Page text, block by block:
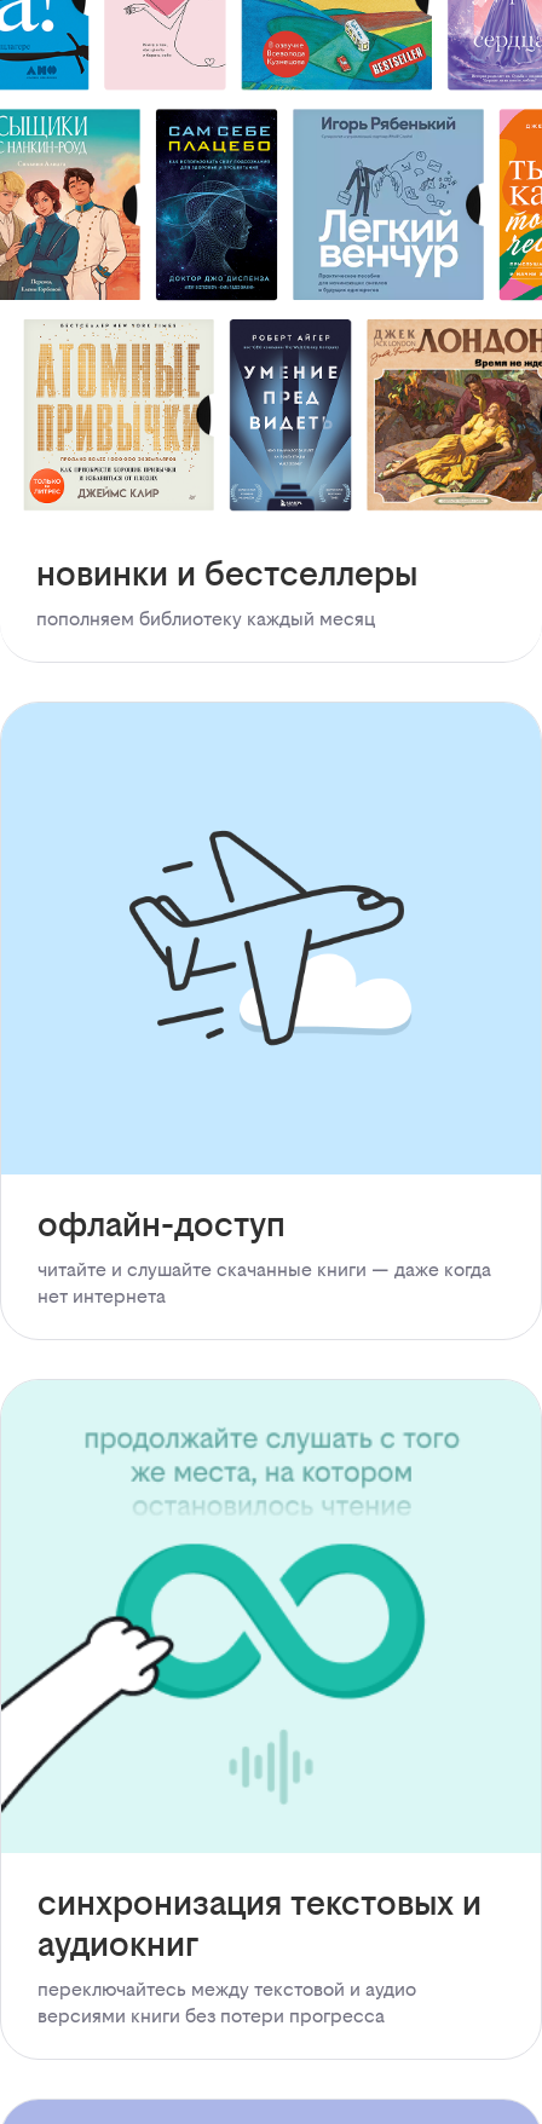
новинки и бестселлеры
пополняем библиотеку каждый месяц
офлайн-доступ
читайте и слушайте скачанные книги — даже когда
нет интернета
синхронизация текстовых и
аудиокниг
переключайтесь между текстовой и аудио
версиями книги без потери прогресса